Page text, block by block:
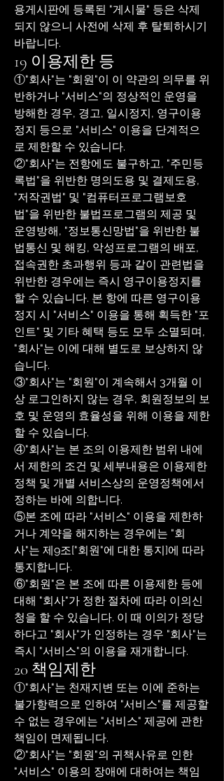
용게시판에 등록된 "게시물" 등은 삭제
되지 않으니 사전에 삭제 후 탈퇴하시기
바랍니다.
19 이용제한 등
①"회사"는 "회원"이 이 약관의 의무를 위
반하거나 "서비스"의 정상적인 운영을
방해한 경우, 경고, 일시정지, 영구이용
정지 등으로 "서비스" 이용을 단계적으
로 제한할 수 있습니다.
②"회사"는 전항에도 불구하고, "주민등
록법"을 위반한 명의도용 및 결제도용,
"저작권법" 및 "컴퓨터프로그램보호
법"을 위반한 불법프로그램의 제공 및
운영방해, "정보통신망법"을 위반한 불
법통신 및 해킹, 악성프로그램의 배포,
접속권한 초과행위 등과 같이 관련법을
위반한 경우에는 즉시 영구이용정지를
할 수 있습니다. 본 항에 따른 영구이용
정지 시 "서비스" 이용을 통해 획득한 "포
인트" 및 기타 혜택 등도 모두 소멸되며,
"회사"는 이에 대해 별도로 보상하지 않
습니다.
③"회사"는 "회원"이 계속해서 3개월 이
상 로그인하지 않는 경우, 회원정보의 보
호 및 운영의 효율성을 위해 이용을 제한
할 수 있습니다.
④"회사"는 본 조의 이용제한 범위 내에
서 제한의 조건 및 세부내용은 이용제한
정책 및 개별 서비스상의 운영정책에서
정하는 바에 의합니다.
⑤본 조에 따라 "서비스" 이용을 제한하
거나 계약을 해지하는 경우에는 "회
사"는 제9조["회원"에 대한 통지]에 따라
통지합니다.
⑥"회원"은 본 조에 따른 이용제한 등에
대해 "회사"가 정한 절차에 따라 이의신
청을 할 수 있습니다. 이 때 이의가 정당
하다고 "회사"가 인정하는 경우 "회사"는
즉시 "서비스"의 이용을 재개합니다.
20 책임제한
①"회사"는 천재지변 또는 이에 준하는
불가항력으로 인하여 "서비스"를 제공할
수 없는 경우에는 "서비스" 제공에 관한
책임이 면제됩니다.
②"회사"는 "회원"의 귀책사유로 인한
"서비스" 이용의 장애에 대하여는 책임